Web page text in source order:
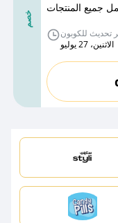
خصم
جميع المنتجات
تحديث للكوبون
الاثنين، 27 يوليو